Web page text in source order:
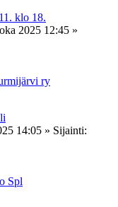
klo 18.
2025 12:45 »
ry
14:05 » Sijainti:
Spl